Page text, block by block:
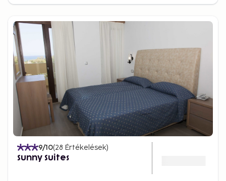
Chania, heading towards the island of Agii Theodori
9/10(28 Értékelések)
Sunny Suites